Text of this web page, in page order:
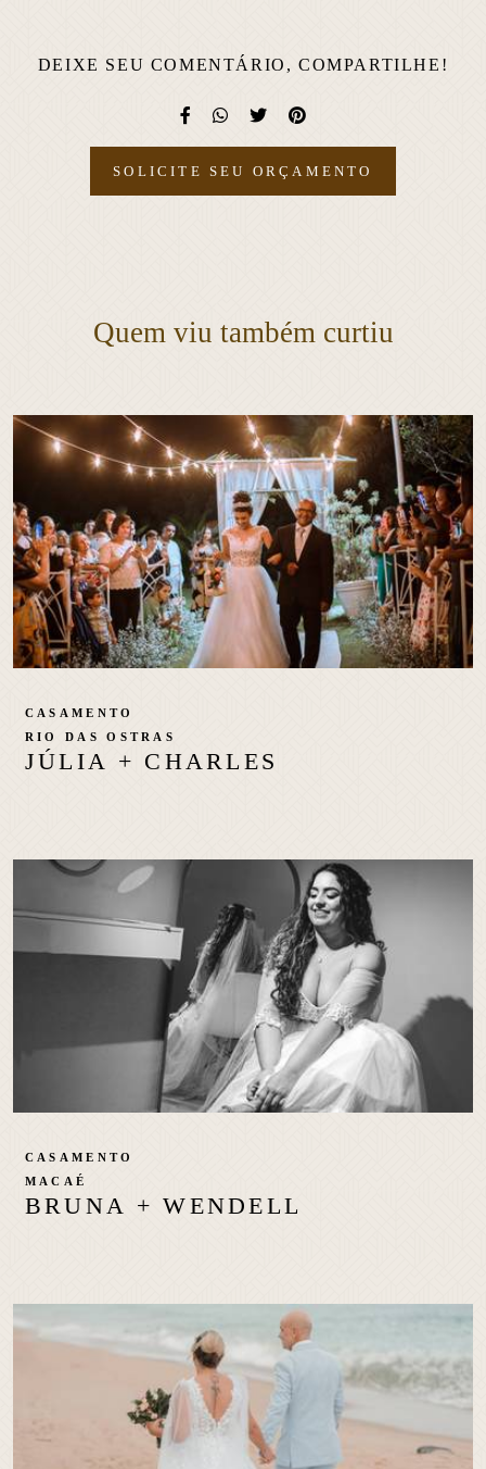
DEIXE SEU COMENTÁRIO, COMPARTILHE!
SOLICITE SEU ORÇAMENTO
Quem viu também curtiu
JÚLIA + CHARLES
CASAMENTO
RIO DAS OSTRAS
BRUNA + WENDELL
CASAMENTO
MACAÉ